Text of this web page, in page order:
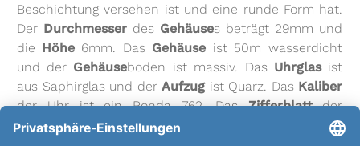
Beschichtung versehen ist und eine runde Form hat.
Der Durchmesser des Gehäuses beträgt 29mm und
die Höhe 6mm. Das Gehäuse ist 50m wasserdicht
und der Gehäuseboden ist massiv. Das Uhrglasist
aus Saphirglas und derAufzugist Quarz. Das Kaliber
der Uhr ist ein Ronda 762. DasZifferblattder
Davosa Ladies Irisea 167.568.15
ist in perlmuttfarben